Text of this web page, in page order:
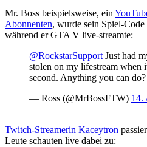
Mr. Boss beispielsweise, ein
Abonnenten, wurde sein Spiel-
während er GTA V live-streamte:
@RockstarSupport Just had
stolen on my lifestream when
second. Anything you can do?
— Ross (@MrBossFTW) 14.
Twitch-Streamerin Kaceytron
Leute schauten live dabei zu: